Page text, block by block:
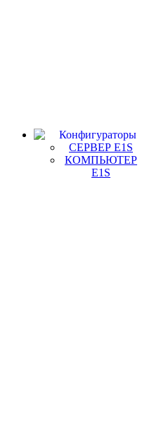
Конфигураторы
СЕРВЕР E1S
КОМПЬЮТЕР
E1S